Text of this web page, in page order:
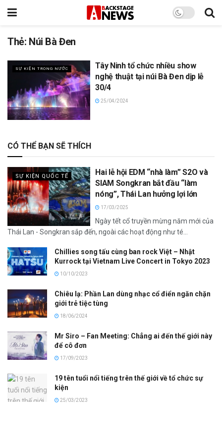
Thẻ: Núi Bà Đen
SỰ KIỆN TRONG NƯỚC
Tây Ninh tổ chức nhiều show
nghệ thuật tại núi Bà Đen dịp lễ
30/4
25/04/2024
CÓ THỂ BẠN SẼ THÍCH
SỰ KIỆN QUỐC TẾ
Hai lễ hội EDM “nhà làm” S2O và
SIAM Songkran bắt đầu “làm
nóng”, Thái Lan hưởng lợi lớn
17/03/2025
Ngày tết cổ truyền mừng năm mới của
Thái Lan - Songkran sắp đến, ngoài các hoạt động như té...
Chillies song tấu cùng ban rock Việt – Nhật
Kurrock tại Vietnam Live Concert in Tokyo 2023
10/10/2023
Chiêu lạ: Phần Lan dùng nhạc cổ điển ngăn chặn
giới trẻ tiệc tùng
18/06/2024
Mr Siro – Fan Meeting: Chẳng ai đến thế giới này
để cô đơn
17/09/2023
19 tên tuổi nổi tiếng trên thế giới về tổ chức sự
kiện
25/03/2023